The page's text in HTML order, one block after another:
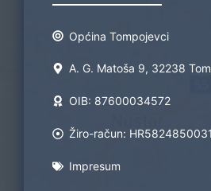
Općina Tompojevci
A. G. Matoša 9, 32238
OIB: 87600034572
Žiro-račun:
Impresum